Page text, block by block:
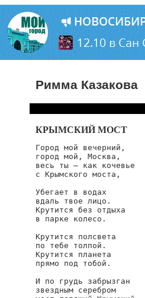
Римма Казакова
КРЫМСКИЙ МОСТ
Город мой вечерний,
город мой, Москва,
весь ты — как кочевье
с Крымского моста,
Убегает в водах
вдаль твое лицо.
Крутится без отдыха
в парке колесо.
Крутится полсвета
по тебе толпой.
Крутится планета
прямо под тобой.
И по грудь забрызган
звездным серебром